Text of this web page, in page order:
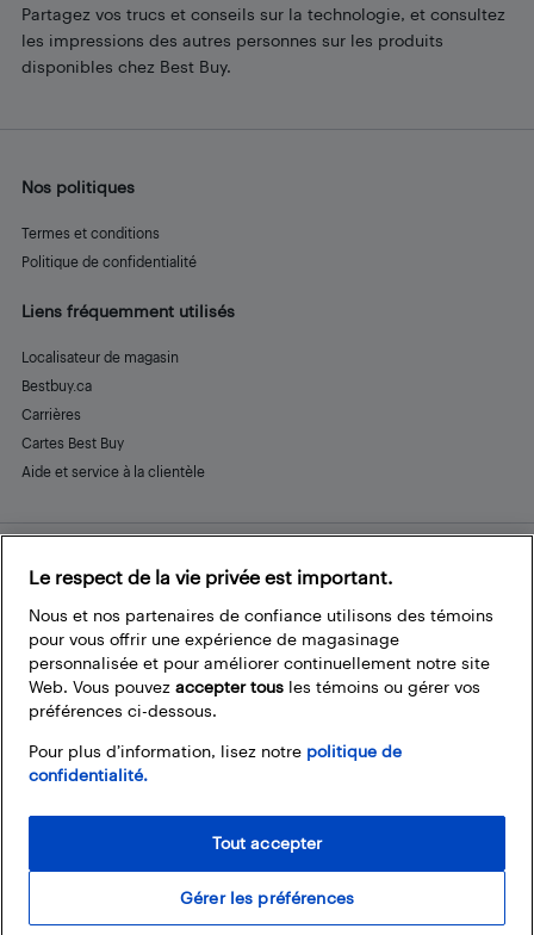
Partagez vos trucs et conseils sur la technologie, et consultez
les impressions des autres personnes sur les produits
disponibles chez Best Buy.
Nos politiques
Termes et conditions
Politique de confidentialité
Liens fréquemment utilisés
Localisateur de magasin
Bestbuy.ca
Carrières
Cartes Best Buy
Aide et service à la clientèle
Restez connecté
FacebookInstagram
PinterestLinkedInYouTube
Le respect de la vie privée est important.
Nous et nos partenaires de confiance utilisons des témoins
pour vous offrir une expérience de magasinage
personnalisée et pour améliorer continuellement notre site
Web. Vous pouvez accepter tous les témoins ou gérer vos
préférences ci-dessous.
Pour plus d’information, lisez notre politique de
confidentialité.
Gérer les préférences
Tout accepter